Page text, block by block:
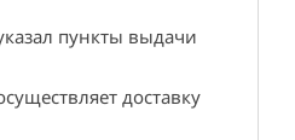
пункты выдачи
доставку